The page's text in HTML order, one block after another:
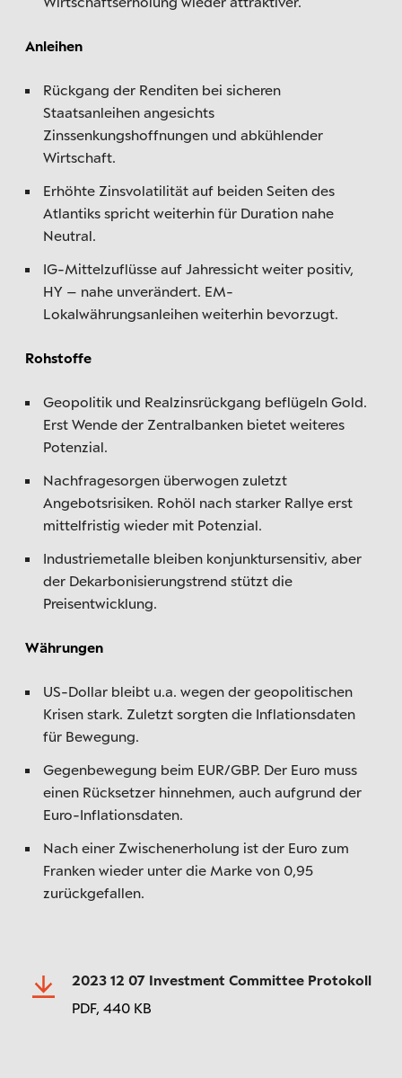
Anleihen
Rückgang der Renditen bei sicheren
Staatsanleihen angesichts
Zinssenkungshoffnungen und abkühlender
Wirtschaft.
Erhöhte Zinsvolatilität auf beiden Seiten des
Atlantiks spricht weiterhin für Duration nahe
Neutral.
IG-Mittelzuflüsse auf Jahressicht weiter positiv,
HY – nahe unverändert. EM-
Lokalwährungsanleihen weiterhin bevorzugt.
Rohstoffe
Geopolitik und Realzinsrückgang beflügeln Gold.
Erst Wende der Zentralbanken bietet weiteres
Potenzial.
Nachfragesorgen überwogen zuletzt
Angebotsrisiken. Rohöl nach starker Rallye erst
mittelfristig wieder mit Potenzial.
Industriemetalle bleiben konjunktursensitiv, aber
der Dekarbonisierungstrend stützt die
Preisentwicklung.
Währungen
US-Dollar bleibt u.a. wegen der geopolitischen
Krisen stark. Zuletzt sorgten die Inflationsdaten
für Bewegung.
Gegenbewegung beim EUR/GBP. Der Euro muss
einen Rücksetzer hinnehmen, auch aufgrund der
Euro-Inflationsdaten.
Nach einer Zwischenerholung ist der Euro zum
Franken wieder unter die Marke von 0,95
zurückgefallen.
2023 12 07 Investment Committee Protokoll
PDF, 440 KB